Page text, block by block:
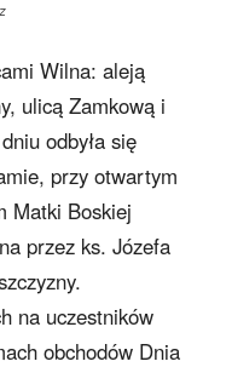
Wilna: aleją
ulicą Zamkową i
odbyła się
przy otwartym
Matki Boskiej
przez ks. Józefa
na uczestników
obchodów Dnia